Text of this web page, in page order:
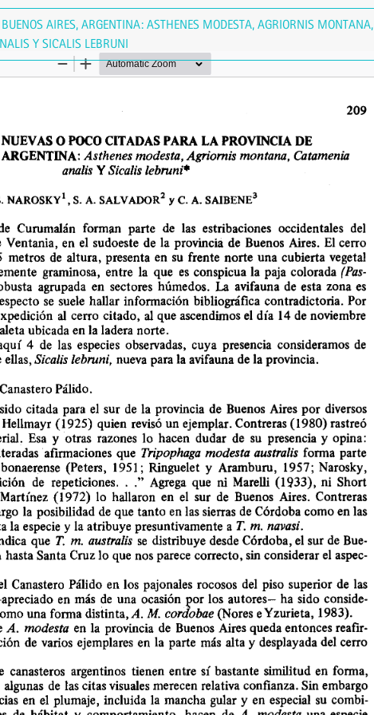
AIRES, ARGENTINA: ASTHENES MODESTA, AGRIORNIS MONTANA,
Y SICALIS LEBRUNI